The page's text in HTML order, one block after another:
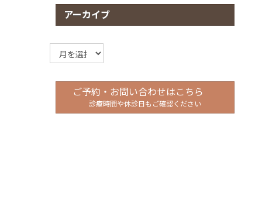
アーカイブ
ア
ー
イ
ご予約・お問い合わせはこちら
診療時間や休診日もご確認ください